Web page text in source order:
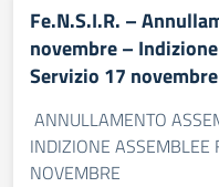
Fe.N.S.I.R. –
novembre –
Servizio 17 novembre
ANNULLAMENTO
INDIZIONE ASSEMBLEE
NOVEMBRE